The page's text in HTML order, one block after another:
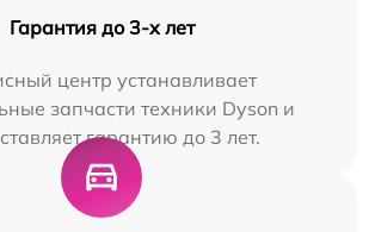
Гарантия до 3-х лет
центр устанавливает
запчасти техники Dyson и
гарантию до 3 лет.